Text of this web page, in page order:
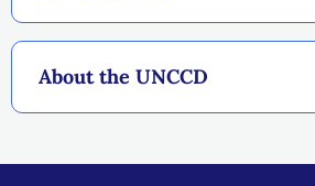
About the UNCCD